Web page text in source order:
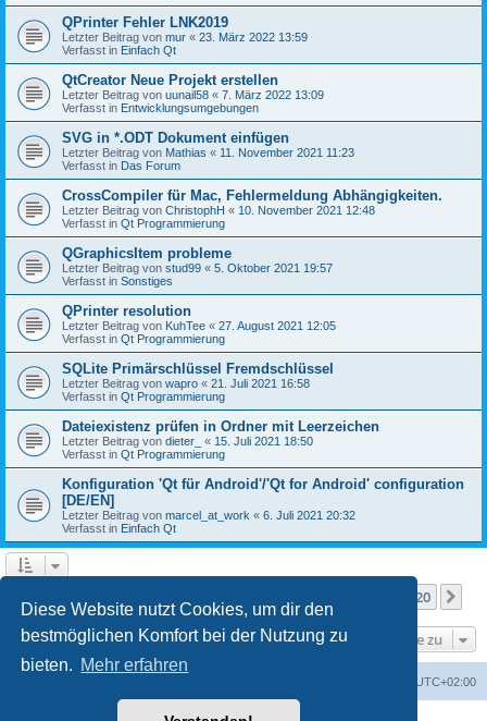
Diese Website nutzt Cookies, um dir den
bestmöglichen Komfort bei der Nutzung zu
bieten. Mehr erfahren
QPrinter Fehler LNK2019
Letzter Beitrag von mur « 23. März 2022 13:59
Verfasst in Einfach Qt
QtCreator Neue Projekt erstellen
Letzter Beitrag von uunail58 « 7. März 2022 13:09
Verfasst in Entwicklungsumgebungen
SVG in *.ODT Dokument einfügen
Letzter Beitrag von Mathias « 11. November 2021 11:23
Verfasst in Das Forum
CrossCompiler für Mac, Fehlermeldung Abhängigkeiten.
Letzter Beitrag von ChristophH « 10. November 2021 12:48
Verfasst in Qt Programmierung
QGraphicsItem probleme
Letzter Beitrag von stud99 « 5. Oktober 2021 19:57
Verfasst in Sonstiges
QPrinter resolution
Letzter Beitrag von KuhTee « 27. August 2021 12:05
Verfasst in Qt Programmierung
SQLite Primärschlüssel Fremdschlüssel
Letzter Beitrag von wapro « 21. Juli 2021 16:58
Verfasst in Qt Programmierung
Dateiexistenz prüfen in Ordner mit Leerzeichen
Letzter Beitrag von dieter_ « 15. Juli 2021 18:50
Verfasst in Qt Programmierung
Konfiguration 'Qt für Android'/'Qt for Android' configuration
[DE/EN]
Letzter Beitrag von marcel_at_work « 6. Juli 2021 20:32
Verfasst in Einfach Qt
20
Gehe zu
UTC+02:00